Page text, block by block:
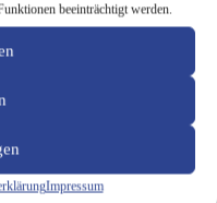
beeinträchtigt werden.
Impressum
– blau 072
Satz inkl Versand